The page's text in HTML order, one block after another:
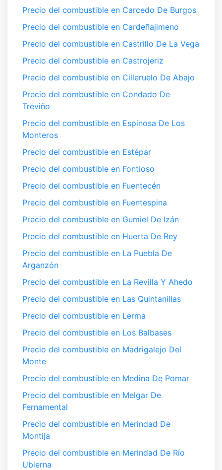
Precio del combustible en Carcedo De Burgos
Precio del combustible en Cardeñajimeno
Precio del combustible en Castrillo De La Vega
Precio del combustible en Castrojeriz
Precio del combustible en Cilleruelo De Abajo
Precio del combustible en Condado De
Treviño
Precio del combustible en Espinosa De Los
Monteros
Precio del combustible en Estépar
Precio del combustible en Fontioso
Precio del combustible en Fuentecén
Precio del combustible en Fuentespina
Precio del combustible en Gumiel De Izán
Precio del combustible en Huerta De Rey
Precio del combustible en La Puebla De
Arganzón
Precio del combustible en La Revilla Y Ahedo
Precio del combustible en Las Quintanillas
Precio del combustible en Lerma
Precio del combustible en Los Balbases
Precio del combustible en Madrigalejo Del
Monte
Precio del combustible en Medina De Pomar
Precio del combustible en Melgar De
Fernamental
Precio del combustible en Merindad De
Montija
Precio del combustible en Merindad De Río
Ubierna